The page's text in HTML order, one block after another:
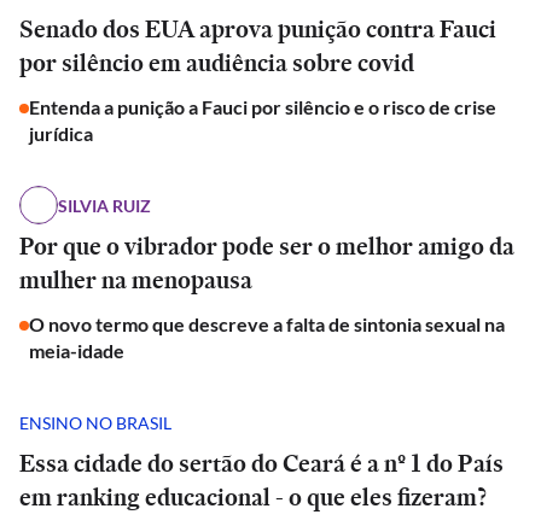
Senado dos EUA aprova punição contra Fauci
por silêncio em audiência sobre covid
Entenda a punição a Fauci por silêncio e o risco de crise
jurídica
SILVIA RUIZ
Por que o vibrador pode ser o melhor amigo da
mulher na menopausa
O novo termo que descreve a falta de sintonia sexual na
meia-idade
ENSINO NO BRASIL
Essa cidade do sertão do Ceará é a nº 1 do País
em ranking educacional - o que eles fizeram?